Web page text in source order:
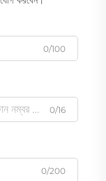
0/100
0/16
0/200